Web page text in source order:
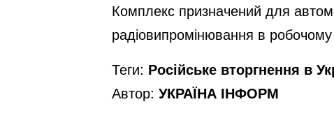
Комплекс призначений для
радіовипромінювання в робочому
Теги: Російське вторгнення в
Автор: УКРАЇНА ІНФОРМ